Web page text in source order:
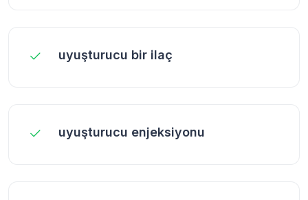
uyuşturucu bir ilaç
uyuşturucu enjeksiyonu